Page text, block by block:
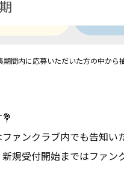
間内に応募いただいた方の中から
ァンクラブ内でも告知い
規受付開始まではファン